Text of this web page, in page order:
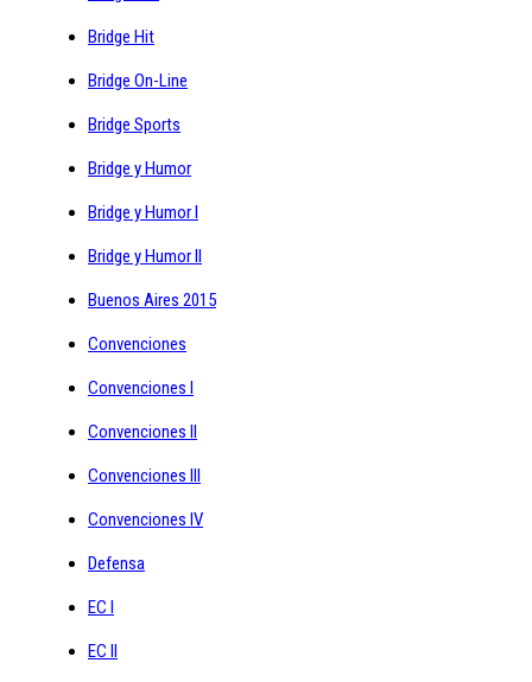
Bridge Hit
Bridge On-Line
Bridge Sports
Bridge y Humor
Bridge y Humor I
Bridge y Humor II
Buenos Aires 2015
Convenciones
Convenciones I
Convenciones II
Convenciones III
Convenciones IV
Defensa
EC I
EC II